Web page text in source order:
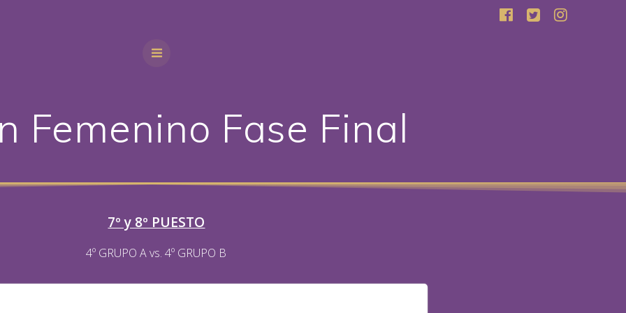
Femenino Fase Final
7º y 8º PUESTO
4º GRUPO A vs. 4º GRUPO B